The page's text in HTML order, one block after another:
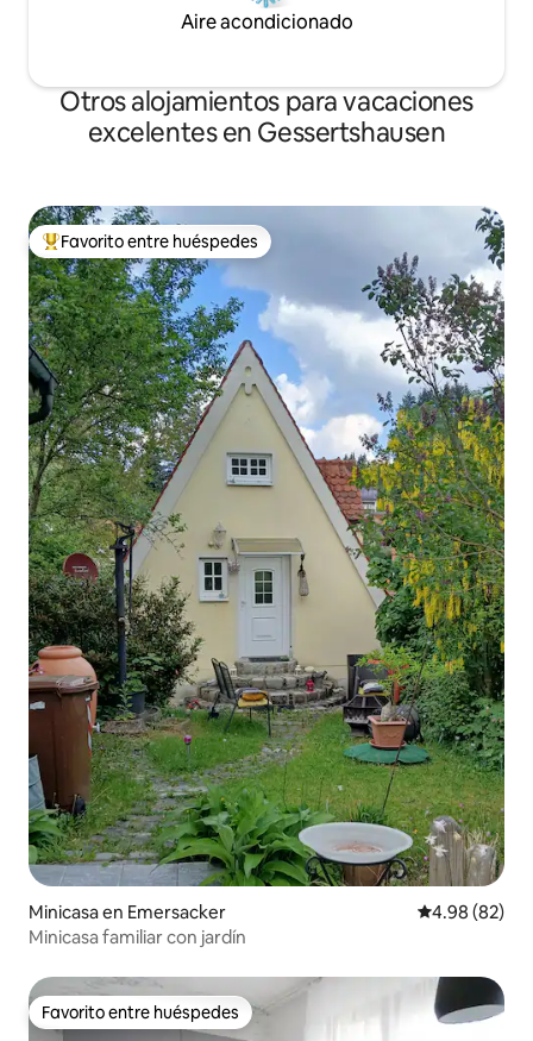
Aire acondicionado
Otros alojamientos para vacaciones
excelentes en Gessertshausen
Favorito entre huéspedes preferido
Favorito entre huéspedes
Minicasa en Emersacker Calificación
4.98 (82)
Minicasa familiar con jardín
Favorito entre huéspedes
Favorito entre huéspedes